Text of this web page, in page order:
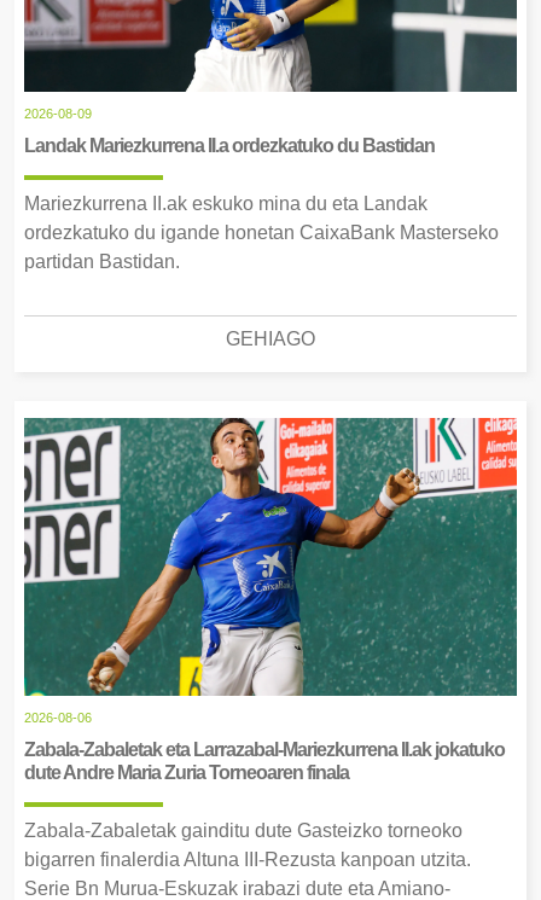
2026-08-09
Landak Mariezkurrena II.a ordezkatuko du Bastidan
Mariezkurrena II.ak eskuko mina du eta Landak
ordezkatuko du igande honetan CaixaBank Masterseko
partidan Bastidan.
GEHIAGO
2026-08-06
Zabala-Zabaletak eta Larrazabal-Mariezkurrena II.ak jokatuko
dute Andre Maria Zuria Torneoaren finala
Zabala-Zabaletak gainditu dute Gasteizko torneoko
bigarren finalerdia Altuna III-Rezusta kanpoan utzita.
Serie Bn Murua-Eskuzak irabazi dute eta Amiano-